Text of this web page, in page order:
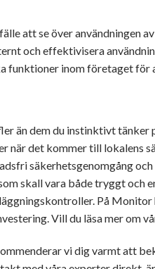
att se över användningen
och effektivisera
funktioner inom företaget
än dem du instinktivt
det kommer till lokalens
säkerhetsgenomgång och
skall vara både tryggt och
På
Vill du läsa mer om
vi dig varmt att